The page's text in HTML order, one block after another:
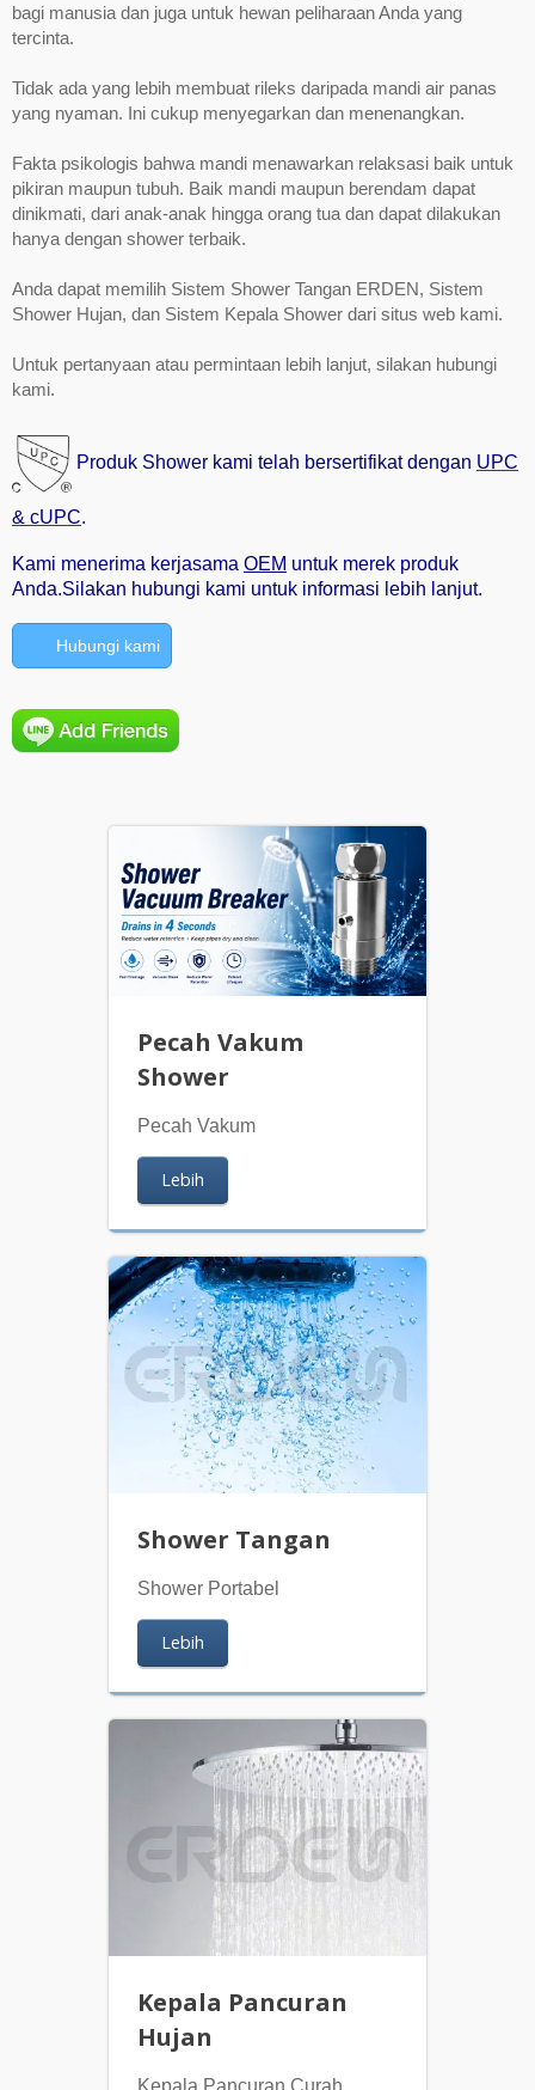
bagi manusia dan juga untuk hewan peliharaan Anda yang
tercinta.
Tidak ada yang lebih membuat rileks daripada mandi air panas
yang nyaman. Ini cukup menyegarkan dan menenangkan.
Fakta psikologis bahwa mandi menawarkan relaksasi baik untuk
pikiran maupun tubuh. Baik mandi maupun berendam dapat
dinikmati, dari anak-anak hingga orang tua dan dapat dilakukan
hanya dengan shower terbaik.
Anda dapat memilih Sistem Shower Tangan ERDEN, Sistem
Shower Hujan, dan Sistem Kepala Shower dari situs web kami.
Untuk pertanyaan atau permintaan lebih lanjut, silakan hubungi
kami.
Produk Shower kami telah bersertifikat dengan UPC
& cUPC.
Kami menerima kerjasama OEM untuk merek produk
Anda.Silakan hubungi kami untuk informasi lebih lanjut.
Hubungi kami
Pecah Vakum
Shower
Pecah Vakum
Lebih
Shower Tangan
Shower Portabel
Lebih
Kepala Pancuran
Hujan
Kepala Pancuran Curah